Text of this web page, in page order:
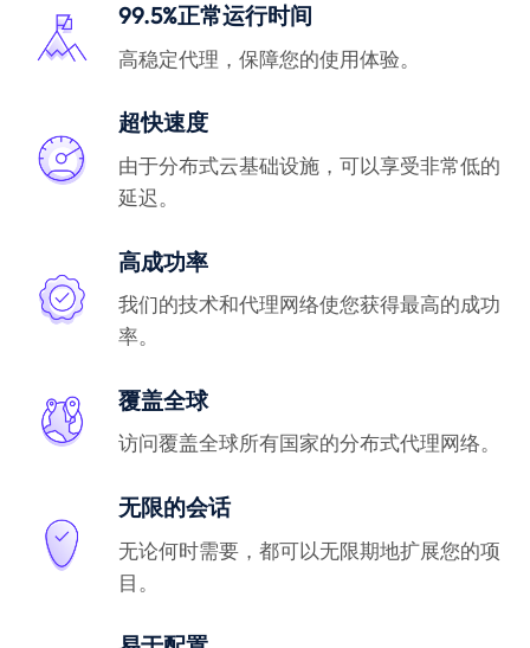
99.5%正常运行时间
高稳定代理，保障您的使用体验。
超快速度
由于分布式云基础设施，可以享受非常低的
延迟。
高成功率
我们的技术和代理网络使您获得最高的成功
率。
覆盖全球
访问覆盖全球所有国家的分布式代理网络。
无限的会话
无论何时需要，都可以无限期地扩展您的项
目。